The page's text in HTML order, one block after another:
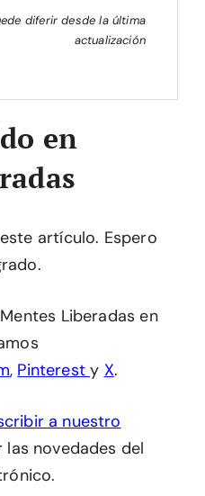
diferir desde la última
actualización
en
artículo. Espero
Liberadas en
, Pinteresty X.
a nuestro
novedades del